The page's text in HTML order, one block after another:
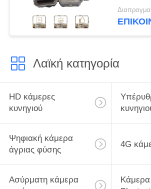
για το
Λαϊκή κατηγορία
HD κάμερες
κυνηγιού
Ψηφιακή κάμερα
άγριας φύσης
4G
Ασύρματη κάμερα